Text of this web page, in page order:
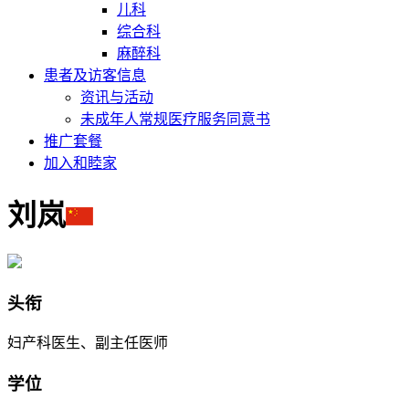
儿科
综合科
麻醉科
患者及访客信息
资讯与活动
未成年人常规医疗服务同意书
推广套餐
加入和睦家
刘岚
头衔
妇产科医生、副主任医师
学位